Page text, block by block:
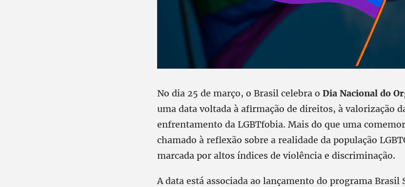
No dia 25 de março, o Brasil celebra o Dia Nacional do
uma data voltada à afirmação de direitos, à valorização
enfrentamento da LGBTfobia. Mais do que uma
chamado à reflexão sobre a realidade da população
marcada por altos índices de violência e discriminação.
A data está associada ao lançamento do programa